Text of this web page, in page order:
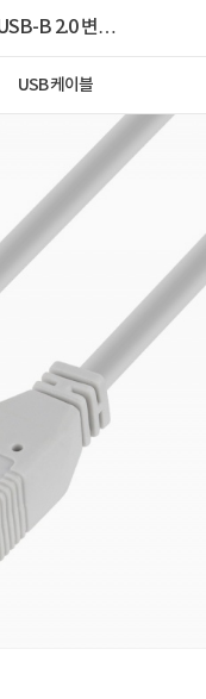
B 2.0 변환
USB 케이블